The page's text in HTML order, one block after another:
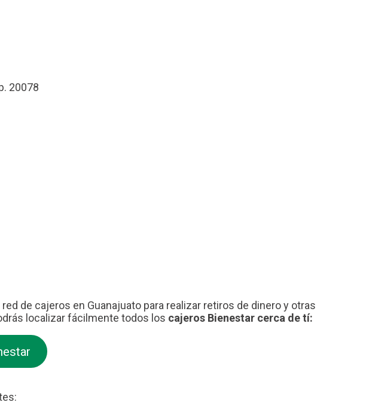
20078
red de cajeros en Guanajuato para realizar retiros de dinero y otras
localizar fácilmente todos los cajeros Bienestar cerca de tí: